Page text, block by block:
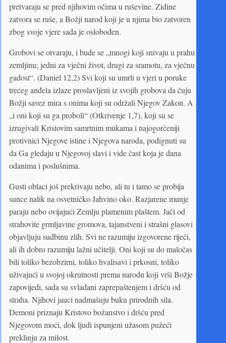
pretvaraju se pred njihovim očima u ruševine. Zidine
zatvora se ruše, a Božji narod koji je u njima bio zatvoren
zbog svoje vjere sada je oslobođen.
Grobovi se otvaraju, i bude se „mnogi koji snivaju u prahu
zemljinu; jedni za vječni život, drugi za sramotu, za vječnu
gadost“. (Daniel 12,2) Svi koji su umrli u vjeri u poruke
trećeg anđela izlaze proslavljeni iz svojih grobova da čuju
Božji savez mira s onima koji su održali Njegov Zakon. A
„i oni koji su ga proboli“ (Otkrivenje 1,7), koji su se
izrugivali Kristovim samrtnim mukama i najogorčeniji
protivnici Njegove istine i Njegova naroda, podignuti su
da Ga gledaju u Njegovoj slavi i vide čast koja je dana
odanima i poslušnima.
Gusti oblaci još prekrivaju nebo, ali tu i tamo se probija
sunce nalik na osvetničko Jahvino oko. Razjarene munje
paraju nebo ovijajući Zemlju plamenim plaštem. Jači od
strahovite grmljavine gromova, tajanstveni i strašni glasovi
objavljuju sudbinu zlih. Svi ne razumiju izgovorene riječi,
ali ih dobro razumiju lažni učitelji. Oni koji su do maločas
bili toliko bezobzirni, toliko hvalisavi i prkosni, toliko
uživajući u svojoj okrutnosti prema narodu koji vrši Božje
zapovijedi, sada su svladani zaprepaštenjem i dršću od
straha. Njihovi jauci nadmašuju buku prirodnih sila.
Demoni priznaju Kristovo božanstvo i dršću pred
Njegovom moći, dok ljudi ispunjeni užasom pužeći
preklinju za milost.